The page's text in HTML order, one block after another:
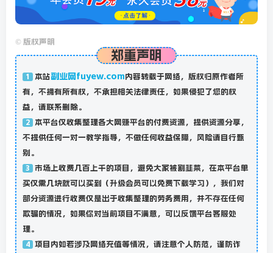
© 版权声明
郑重声明
1 本站副业网fuyew.com内容转载于网络，版权归原作者所
有，不拥有所有权，不承担相关法律责任，如果侵犯了您的权
益，请联系删除。
2 本平台仅收集整理各大网赚平台的付费资源，提供资源分享，
不提供任何一对一教学指导，不做任何收益保障，风险请自行甄
别。
3 市场上收费几百上千的项目，避免大家被割韭菜，在本平台单
买仅需几块就可以买到（升级会员可以免费下载学习），我们对
部分资源进行收费仅是出于收集整理的劳务费用，并不存在任何
欺骗的情况，如果你对当前项目不满意，可以反馈平台客服处
理。
4 项目内如若涉及网络充值等情况，请注意个人防范，谨防诈